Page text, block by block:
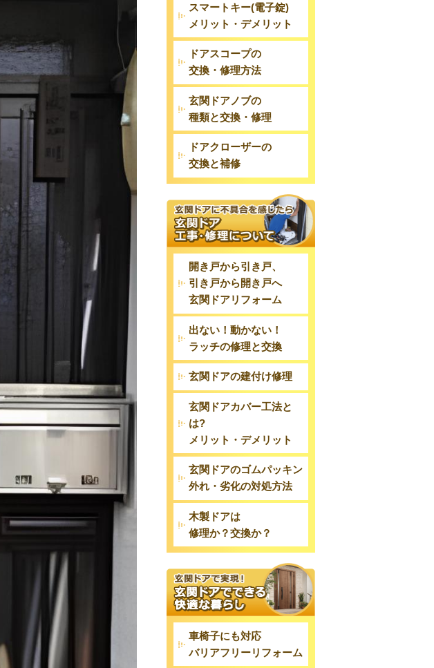
スマートキー(電子錠)
メリット・デメリット
ドアスコープの
交換・修理方法
玄関ドアノブの
種類と交換・修理
ドアクローザーの
交換と補修
開き戸から引き戸、
引き戸から開き戸へ
玄関ドアリフォーム
出ない！動かない！
ラッチの修理と交換
玄関ドアの建付け修理
玄関ドアカバー工法と
は?
メリット・デメリット
玄関ドアのゴムパッキン
外れ・劣化の対処方法
木製ドアは
修理か？交換か？
車椅子にも対応
バリアフリーリフォーム